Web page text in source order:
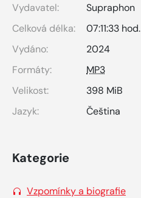
Vydavatel:
Supraphon
Celková délka:
07:11:33 hod.
Vydáno:
2024
Formáty:
MP3
Velikost:
398 MiB
Jazyk:
Čeština
Kategorie
Vzpomínky a biografie